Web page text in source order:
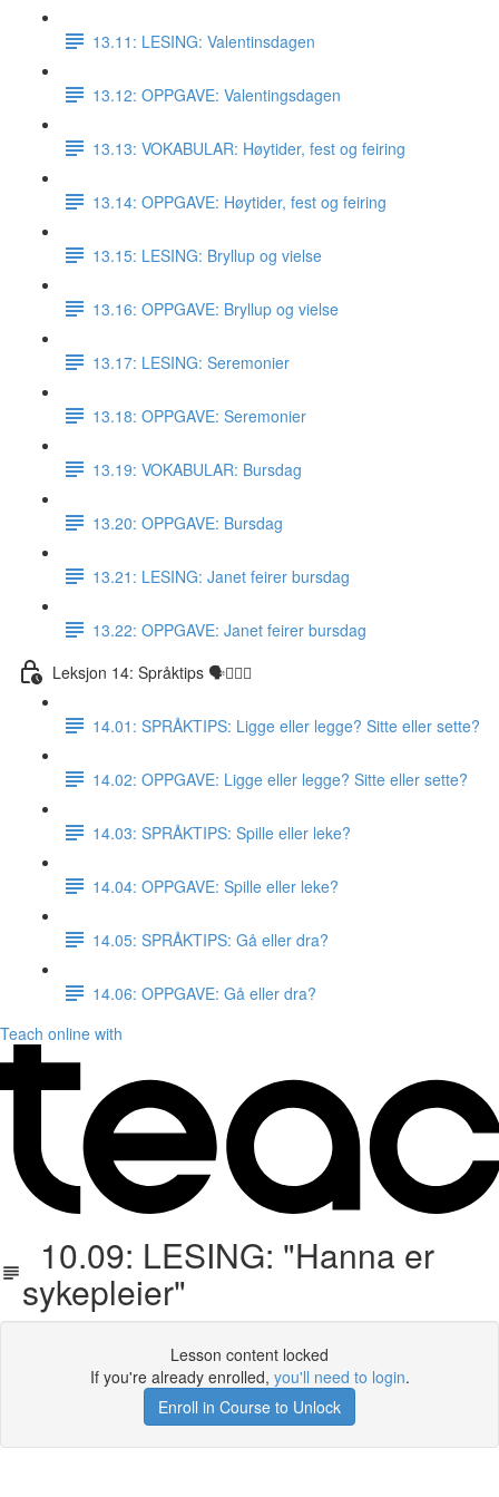
13.11: LESING: Valentinsdagen
13.12: OPPGAVE: Valentingsdagen
13.13: VOKABULAR: Høytider, fest og feiring
13.14: OPPGAVE: Høytider, fest og feiring
13.15: LESING: Bryllup og vielse
13.16: OPPGAVE: Bryllup og vielse
13.17: LESING: Seremonier
13.18: OPPGAVE: Seremonier
13.19: VOKABULAR: Bursdag
13.20: OPPGAVE: Bursdag
13.21: LESING: Janet feirer bursdag
13.22: OPPGAVE: Janet feirer bursdag
Leksjon 14: Språktips 🗣☝🏼✅
14.01: SPRÅKTIPS: Ligge eller legge? Sitte eller sette?
14.02: OPPGAVE: Ligge eller legge? Sitte eller sette?
14.03: SPRÅKTIPS: Spille eller leke?
14.04: OPPGAVE: Spille eller leke?
14.05: SPRÅKTIPS: Gå eller dra?
14.06: OPPGAVE: Gå eller dra?
Teach online with
10.09: LESING: "Hanna er
sykepleier"
Lesson content locked
If you're already enrolled, you'll need to login.
Enroll in Course to Unlock